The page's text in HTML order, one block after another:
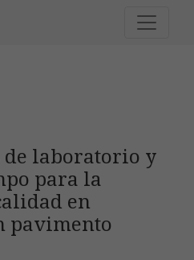
de laboratorio y
para la
en
pavimento